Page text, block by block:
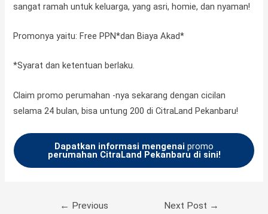
sangat ramah untuk keluarga, yang asri, homie, dan nyaman!
Promonya yaitu: Free PPN*dan Biaya Akad*
*Syarat dan ketentuan berlaku.
Claim promo perumahan -nya sekarang dengan cicilan
selama 24 bulan, bisa untung 200 di CitraLand Pekanbaru!
Dapatkan informasi mengenai promo
perumahan CitraLand Pekanbaru di sini!
← Previous
Next Post →